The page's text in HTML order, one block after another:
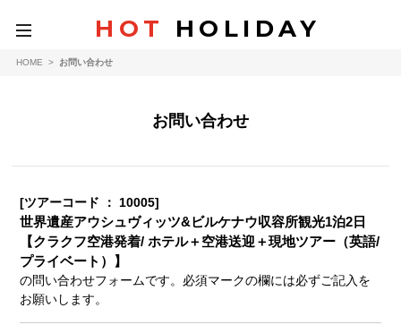
toggle
navigation
HOT HOLIDAY
HOME > お問い合わせ
お問い合わせ
[ツアーコード ： 10005]
世界遺産アウシュヴィッツ&ビルケナウ収容所観光1泊2日
【クラクフ空港発着/ ホテル＋空港送迎＋現地ツアー（英語/
プライベート）】
の問い合わせフォームです。必須マークの欄には必ずご記入を
お願いします。